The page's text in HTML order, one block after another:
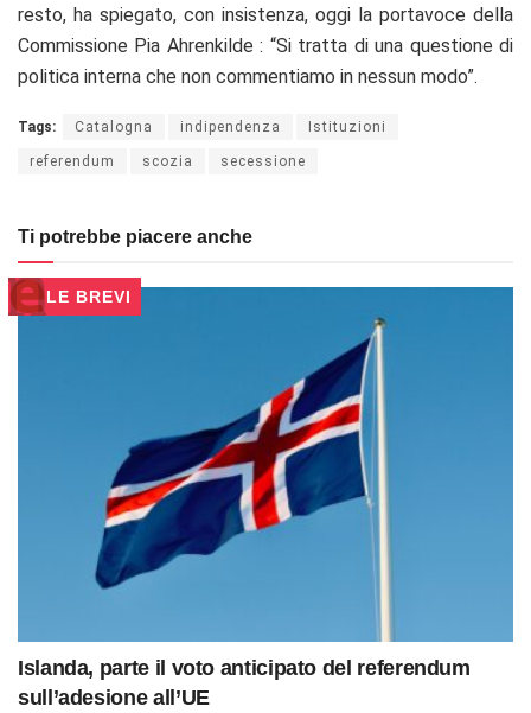
resto, ha spiegato, con insistenza, oggi la portavoce della
Commissione Pia Ahrenkilde : “Si tratta di una questione di
politica interna che non commentiamo in nessun modo”.
Tags: Catalogna indipendenza Istituzioni
referendum scozia secessione
Ti potrebbe piacere anche
LE BREVI
Islanda, parte il voto anticipato del referendum
sull’adesione all’UE